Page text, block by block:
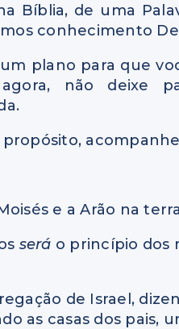
Bíblia, de uma
conhecimento
plano para que
não deixe
propósito,
e a Arão na
será o princípio dos
de Israel,
as casas dos pais,